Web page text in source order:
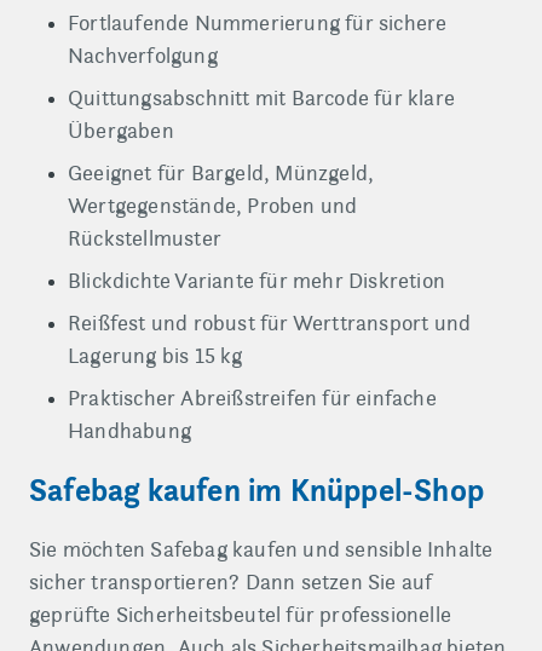
Fortlaufende Nummerierung für sichere
Nachverfolgung
Quittungsabschnitt mit Barcode für klare
Übergaben
Geeignet für Bargeld, Münzgeld,
Wertgegenstände, Proben und
Rückstellmuster
Blickdichte Variante für mehr Diskretion
Reißfest und robust für Werttransport und
Lagerung bis 15 kg
Praktischer Abreißstreifen für einfache
Handhabung
Safebag kaufen im Knüppel-Shop
Sie möchten Safebag kaufen und sensible Inhalte
sicher transportieren? Dann setzen Sie auf
geprüfte Sicherheitsbeutel für professionelle